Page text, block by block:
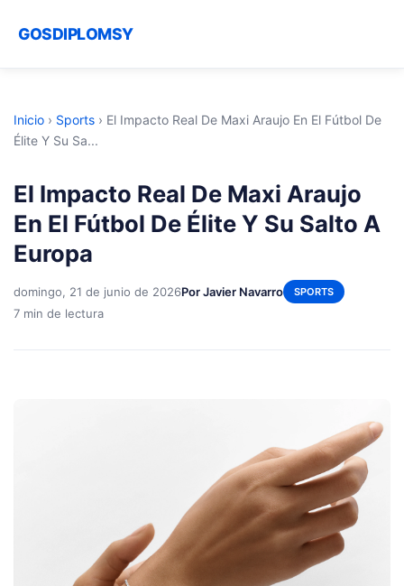
GOSDIPLOMSY
Inicio › Sports › El Impacto Real De Maxi Araujo En El Fútbol De
Élite Y Su Sa...
El Impacto Real De Maxi Araujo
En El Fútbol De Élite Y Su Salto A
Europa
domingo, 21 de junio de 2026Por Javier Navarro SPORTS
7 min de lectura